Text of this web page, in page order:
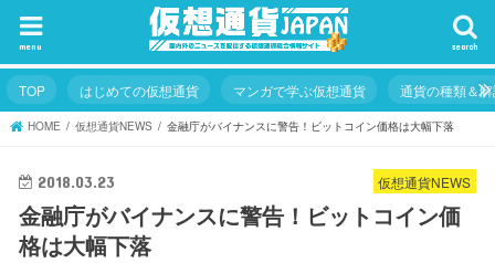
search
menu
TOP はじめての仮想通貨 マンガで学ぶ仮想通貨 通貨の種類＆
HOME 仮想通貨NEWS 金融庁がバイナンスに警告！ビットコイン価格は大幅下落
仮想通貨NEWS
2018.03.23
金融庁がバイナンスに警告！ビットコイン価
格は大幅下落